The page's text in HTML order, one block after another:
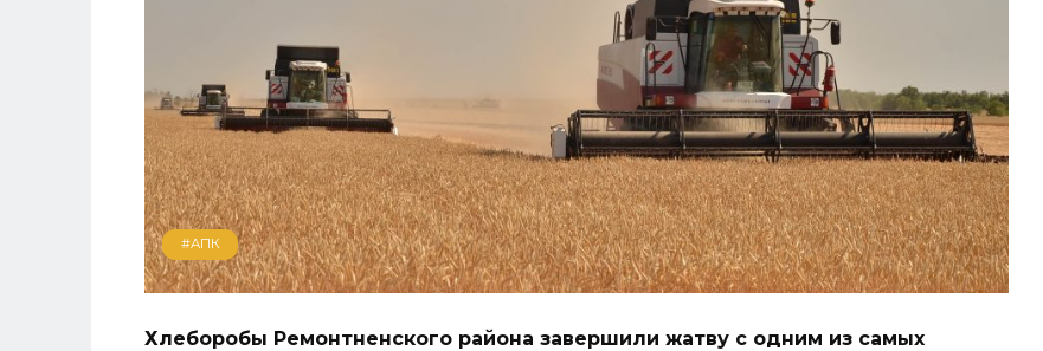
#АПК
Хлеборобы Ремонтненского района завершили жатву с одним из самых